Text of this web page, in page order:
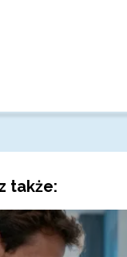
także: